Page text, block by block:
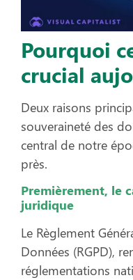
Pourquoi
crucial
Deux raisons
souveraineté des
central de notre
près.
Premièrement, le
juridique
Le Règlement
Données (RGPD),
réglementations